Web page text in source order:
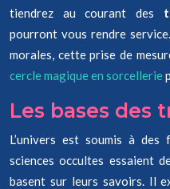
tiendrez au courant des
pourront vous rendre
morales, cette prise de
cercle magique en sorcellerie
Les bases des
L’univers est soumis à
sciences occultes essaient
basent sur leurs savoirs. Il